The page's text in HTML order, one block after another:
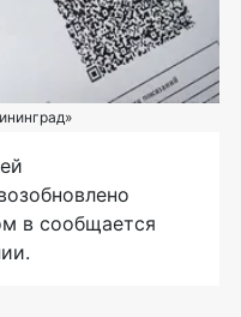
в сообщается